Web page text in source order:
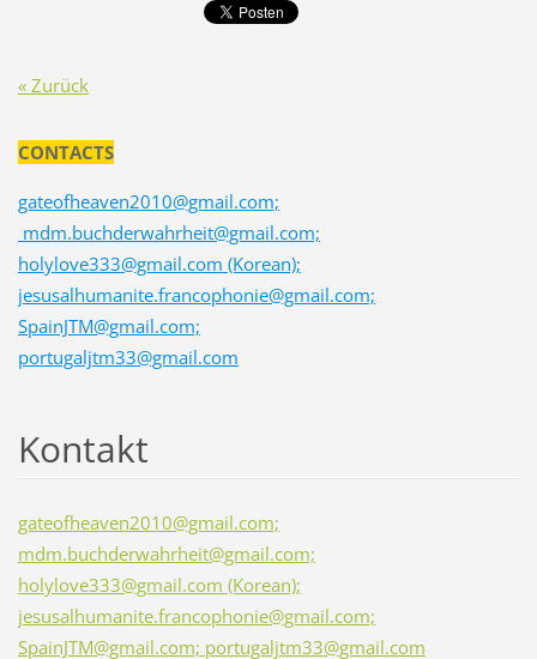
« Zurück
CONTACTS
gateofheaven2010@gmail.com;
mdm.buchderwahrheit@gmail.com;
holylove333@gmail.com (Korean);
jesusalhumanite.francophonie@gmail.com;
SpainJTM@gmail.com;
portugaljtm33@gmail.com
Kontakt
gateofheaven2010@gmail.com;
mdm.buchderwahrheit@gmail.com;
holylove333@gmail.com (Korean);
jesusalhumanite.francophonie@gmail.com;
SpainJTM@gmail.com; portugaljtm33@gmail.com